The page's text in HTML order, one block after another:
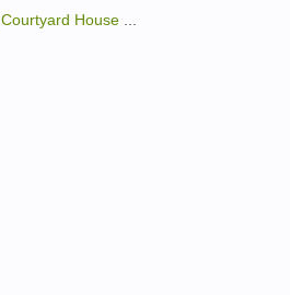
Courtyard House